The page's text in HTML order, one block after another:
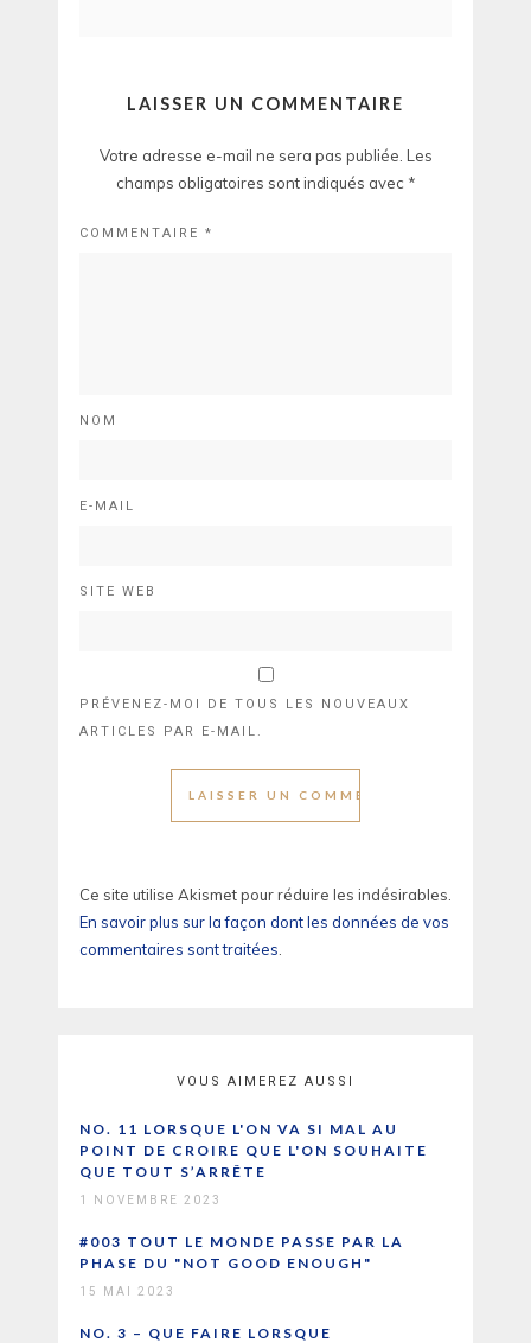
LAISSER UN COMMENTAIRE
Votre adresse e-mail ne sera pas publiée. Les
champs obligatoires sont indiqués avec *
COMMENTAIRE *
NOM
E-MAIL
SITE WEB
PRÉVENEZ-MOI DE TOUS LES NOUVEAUX
ARTICLES PAR E-MAIL.
Ce site utilise Akismet pour réduire les indésirables.
En savoir plus sur la façon dont les données de vos
commentaires sont traitées.
VOUS AIMEREZ AUSSI
NO. 11 LORSQUE L'ON VA SI MAL AU
POINT DE CROIRE QUE L'ON SOUHAITE
QUE TOUT S’ARRÊTE
1 NOVEMBRE 2023
#003 TOUT LE MONDE PASSE PAR LA
PHASE DU "NOT GOOD ENOUGH"
15 MAI 2023
NO. 3 – QUE FAIRE LORSQUE